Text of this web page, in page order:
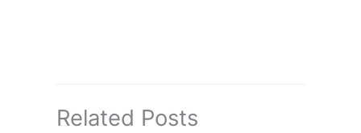
Related Posts